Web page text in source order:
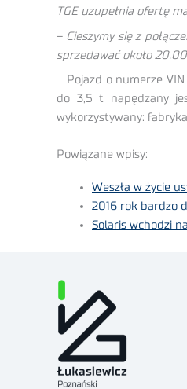
TGE uzupełnia ofertę
– Cieszymy się z
sprzedawać około
Pojazd o numerze VIN
do 3,5 t napędzany
wykorzystywany:
Powiązane wpisy:
Weszła w życie
2016 rok bardzo
Solaris wchodzi